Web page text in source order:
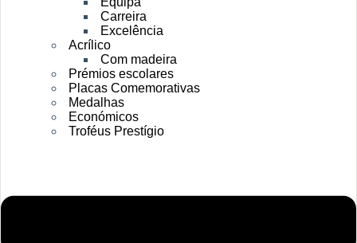
Carreira
Excelência
Acrílico
Com madeira
Prémios escolares
Placas Comemorativas
Medalhas
Económicos
Troféus Prestígio